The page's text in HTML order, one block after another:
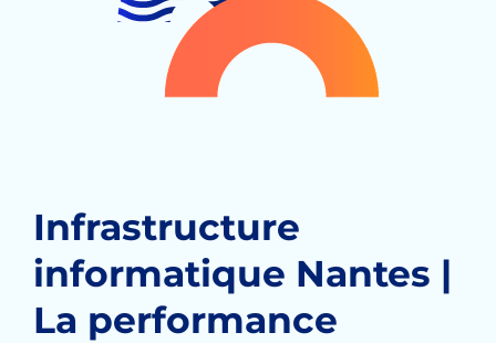
Infrastructure
informatique Nantes |
La performance